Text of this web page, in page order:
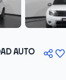
AUTO